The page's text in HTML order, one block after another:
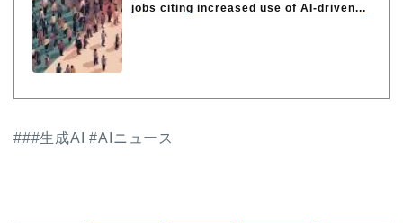
jobs citing increased use of AI-driven...
###生成AI #AIニュース